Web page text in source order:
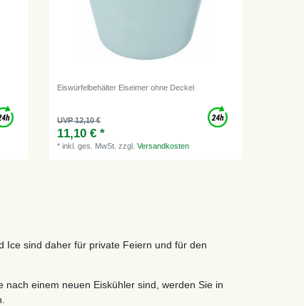
Eiswürfelbehälter Eiseimer ohne Deckel
UVP 12,10 €
11,10 € *
*inkl. ges. MwSt. zzgl.Versandkosten
Ice sind daher für private Feiern und für den
einem neuen Eiskühler sind, werden Sie in